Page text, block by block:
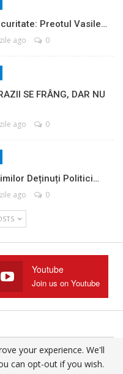
Preotul Vasile…
ago 0
SE FRÂNG, DAR NU
ago 0
Deținuți Politici…
ago 0
Youtube
Join us on Youtube
your experience. We'll
can opt-out if you wish.